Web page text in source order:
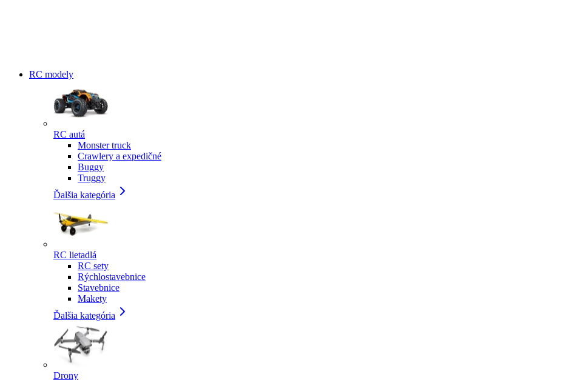
RC modely
RC autá
Monster truck
Crawlery a expedičné
Buggy
Truggy
Ďalšia kategória
RC lietadlá
RC sety
Rýchlostavebnice
Stavebnice
Makety
Ďalšia kategória
Drony